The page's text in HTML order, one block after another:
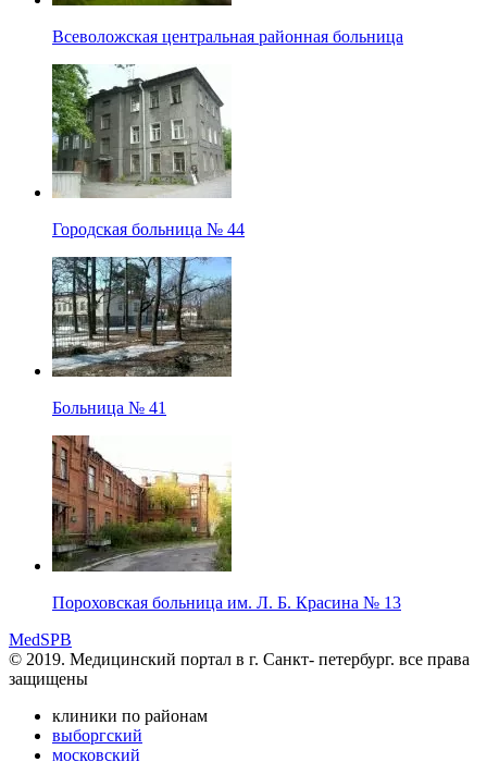
Всеволожская центральная районная больница
Городская больница № 44
Больница № 41
Пороховская больница им. Л. Б. Красина № 13
MedSPB
© 2019. Медицинский портал в г. Санкт- петербург. все права
защищены
клиники по районам
выборгский
московский